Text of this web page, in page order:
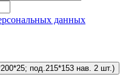
данных
под.215*153 нав. 2 шт.)